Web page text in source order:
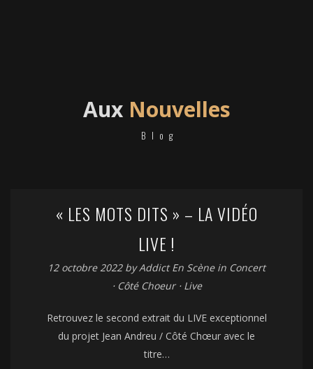
AuxNouvelles
Blog
« LES MOTS DITS » – LA VIDÉO
LIVE !
12 octobre 2022 byAddict En Scène in Concert
⋅ Côté Choeur⋅ Live
Retrouvez le second extrait du LIVE exceptionnel
du projet Jean Andreu / Côté Chœur avec le
titre…